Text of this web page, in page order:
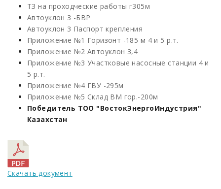
ТЗ на проходческие работы г305м
Автоуклон 3 -БВР
Автоуклон 3 Паспорт крепления
Приложение №1 Горизонт -185 м 4 и 5 р.т.
Приложение №2 Автоуклон 3,4
Приложение №3 Участковые насосные станции 4 и
5 р.т.
Приложение №4 ГВУ -295м
Приложение №5 Склад ВМ гор.-200м
Победитель ТОО "ВостокЭнергоИндустрия"
Казахстан
Скачать документ